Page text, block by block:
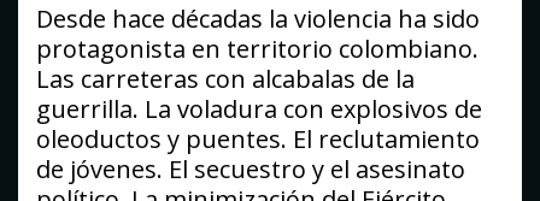
Desde hace décadas la violencia ha sido
protagonista en territorio colombiano.
Las carreteras con alcabalas de la
guerrilla. La voladura con explosivos de
oleoductos y puentes. El reclutamiento
de jóvenes. El secuestro y el asesinato